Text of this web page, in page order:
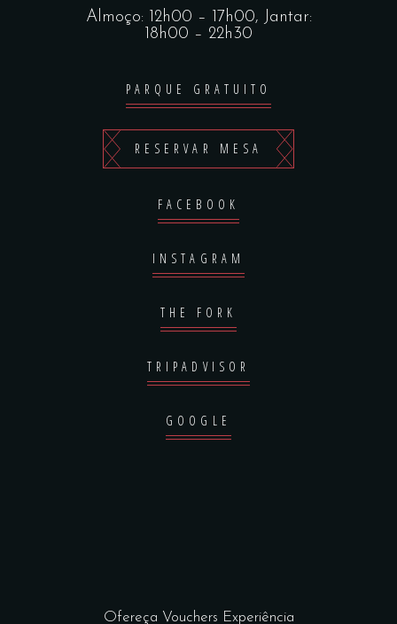
Almoço: 12h00 – 17h00, Jantar:
18h00 – 22h30
PARQUE GRATUITO
RESERVAR MESA
FACEBOOK
INSTAGRAM
THE FORK
TRIPADVISOR
GOOGLE
Ofereça Vouchers Experiência